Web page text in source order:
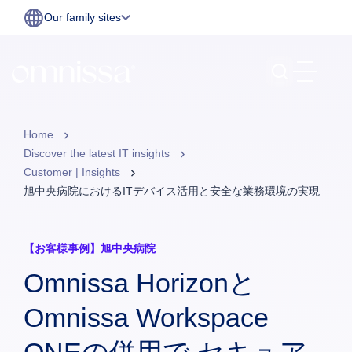
Our family sites
Home
Discover the latest IT insights
Customer | Insights
旭中央病院におけるITデバイス活用と安全な業務環境の実現
【お客様事例】旭中央病院
Omnissa Horizonと
Omnissa Workspace